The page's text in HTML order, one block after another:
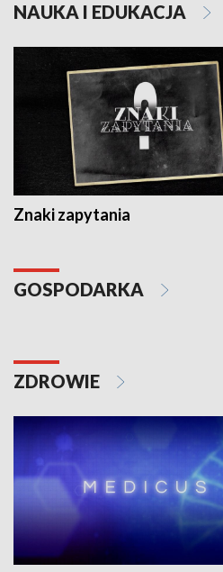
NAUKA I EDUKACJA
Znaki zapytania
GOSPODARKA
ZDROWIE